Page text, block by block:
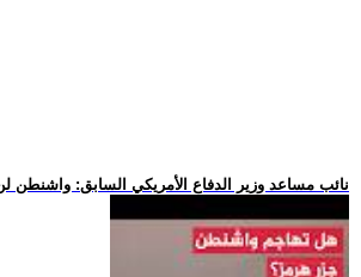
.. نائب مساعد وزير الدفاع الأمريكي السابق: واشنطن